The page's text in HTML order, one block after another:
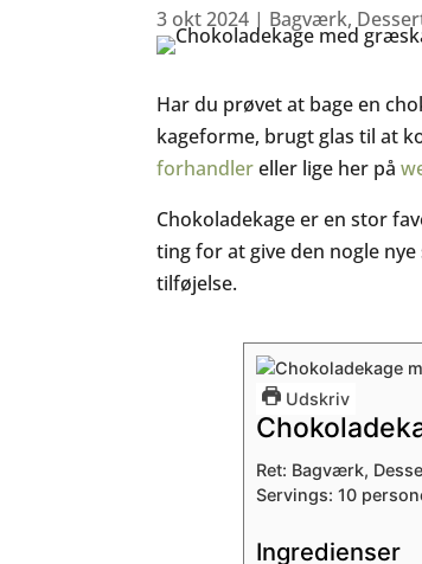
3 okt 2024 | Bagværk,
Har du prøvet at bage en
kageforme, brugt glas til at
forhandlereller lige her på
Chokoladekage er en stor
ting for at give den nogle
tilføjelse.
Udskriv
Ret: Bagværk,
Servings: 10
Ingredienser